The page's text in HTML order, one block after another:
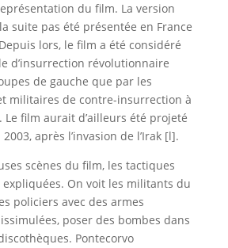
du film. La version
suite pas été présentée en France
lors, le film a été considéré
d’insurrection révolutionnaire
de gauche que par les
militaires de contre-insurrection à
film aurait d’ailleurs été projeté
après l’invasion de l’Irak [l].
scènes du film, les tactiques
On voit les militants du
policiers avec des armes
poser des bombes dans
Pontecorvo